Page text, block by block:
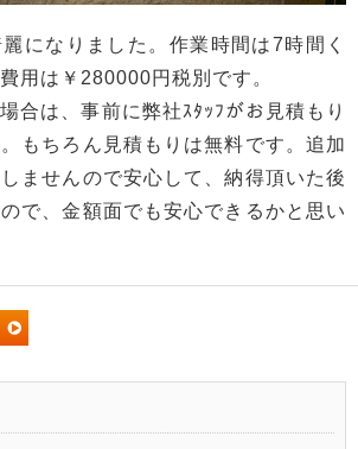
になりました。作業時間は7時間く
用は￥280000円税別です。
合は、事前に弊社ｽﾀｯﾌがお見積もり
もちろん見積もりは無料です。追加
ませんので安心して、納得頂いた後
で、金額面でも安心できるかと思い